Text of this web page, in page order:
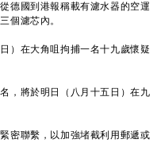
國到港報稱載有濾水器的空運
個濾芯內。
在大角咀拘捕一名十九歲懷疑
將於明日（八月十五日）在九
聯繫，以加強堵截利用郵遞或